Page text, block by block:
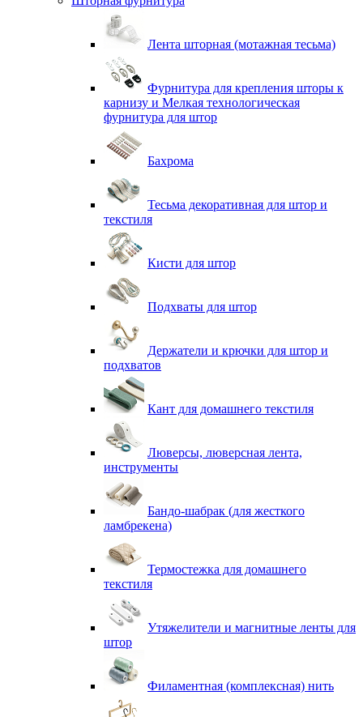
Лента шторная (мотажная тесьма)
Фурнитура для крепления шторы к
карнизу и Мелкая технологическая
фурнитура для штор
Бахрома
Тесьма декоративная для штор и
текстиля
Кисти для штор
Подхваты для штор
Держатели и крючки для штор и
подхватов
Кант для домашнего текстиля
Люверсы, люверсная лента,
инструменты
Бандо-шабрак (для жесткого
ламбрекена)
Термостежка для домашнего
текстиля
Утяжелители и магнитные ленты для
штор
Филаментная (комплексная) нить